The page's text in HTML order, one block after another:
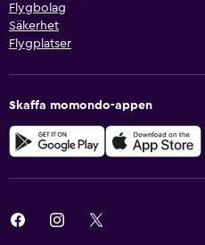
Flygbolag
Säkerhet
Flygplatser
Skaffa momondo-appen